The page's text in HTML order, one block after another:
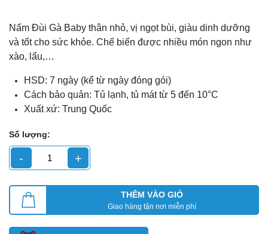
Nấm Đùi Gà Baby thân nhỏ, vị ngọt bùi, giàu dinh dưỡng
và tốt cho sức khỏe. Chế biến được nhiều món ngon như
xào, lẩu,…
HSD: 7 ngày (kể từ ngày đóng gói)
Cách bảo quản: Tủ lạnh, tủ mát từ 5 đến 10°C
Xuất xứ: Trung Quốc
Số lượng:
- +
THÊM VÀO GIỎ
Giao hàng tận nơi miễn phí